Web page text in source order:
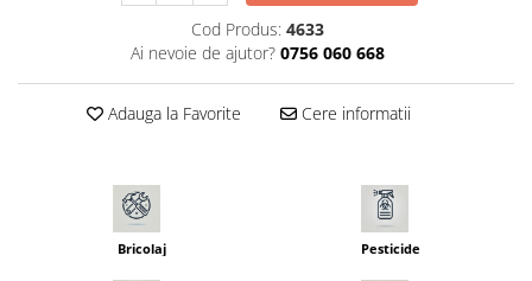
Seminte plante aromatice
Seminte ridichi
Seminte salata
Seminte varza
Seminte Vinete
Seminte zucchini
Cod Produs: 4633
Ai nevoie de ajutor? 0756 060 668
Adauga la Favorite Cere informatii
Bricolaj Pesticide